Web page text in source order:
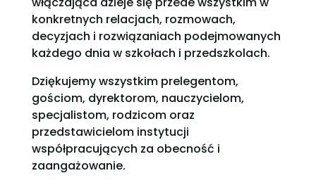
konkretnych relacjach, rozmowach,
decyzjach i rozwiązaniach podejmowanych
każdego dnia w szkołach i przedszkolach.
Dziękujemy wszystkim prelegentom,
gościom, dyrektorom, nauczycielom,
specjalistom, rodzicom oraz
przedstawicielom instytucji
współpracujących za obecność i
zaangażowanie.